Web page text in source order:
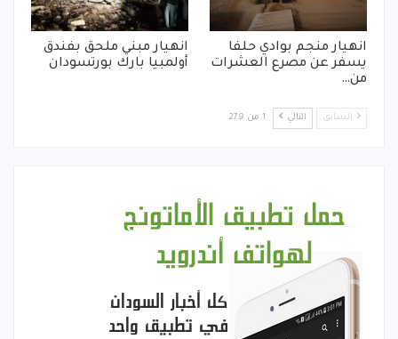
انهيار منجم بوادي حلفا
يسفر عن مصرع العشرات
من…
انهيار مبني ملحق بفندق
أولمبيا بارك بورتسودان
السابق التالي 1 من 279